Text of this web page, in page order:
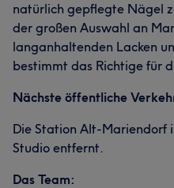
natürlich gepflegte Nägel
der großen Auswahl an
langanhaltenden Lacken
bestimmt das Richtige für
Nächste öffentliche
Die Station Alt-Mariendorf
Studio entfernt.
Das Team: